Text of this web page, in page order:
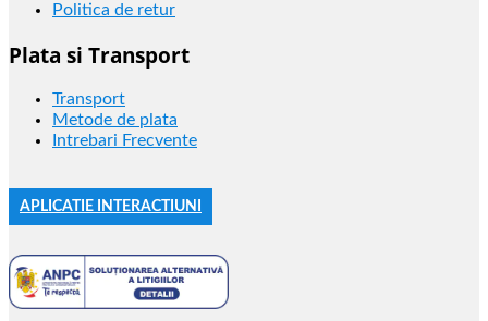
Politica de retur
Plata si Transport
Transport
Metode de plata
Intrebari Frecvente
APLICATIE INTERACTIUNI